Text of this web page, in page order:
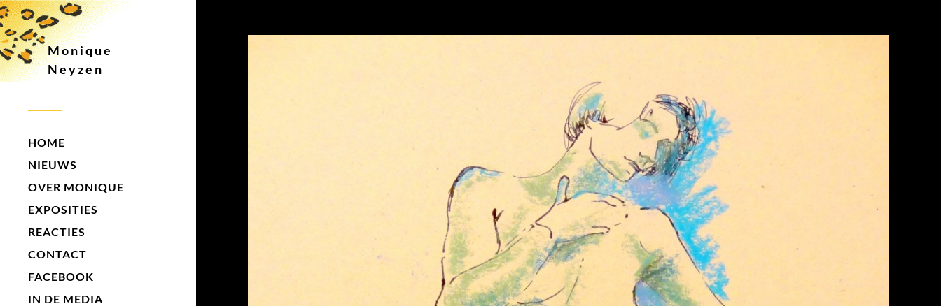
Monique
Neyzen
HOME
NIEUWS
OVER MONIQUE
EXPOSITIES
REACTIES
CONTACT
FACEBOOK
IN DE MEDIA